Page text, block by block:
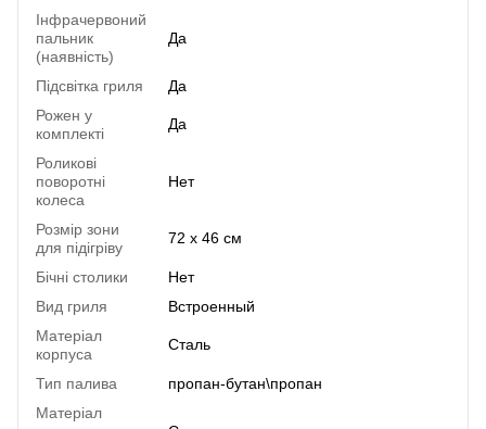
Інфрачервоний
пальник
(наявність)
Да
Підсвітка гриля
Да
Рожен у
комплекті
Да
Роликові
поворотні
колеса
Нет
Розмір зони
для підігріву
72 х 46 см
Бічні столики
Нет
Вид гриля
Встроенный
Матеріал
корпуса
Сталь
Тип палива
пропан-бутан\пропан
Матеріал